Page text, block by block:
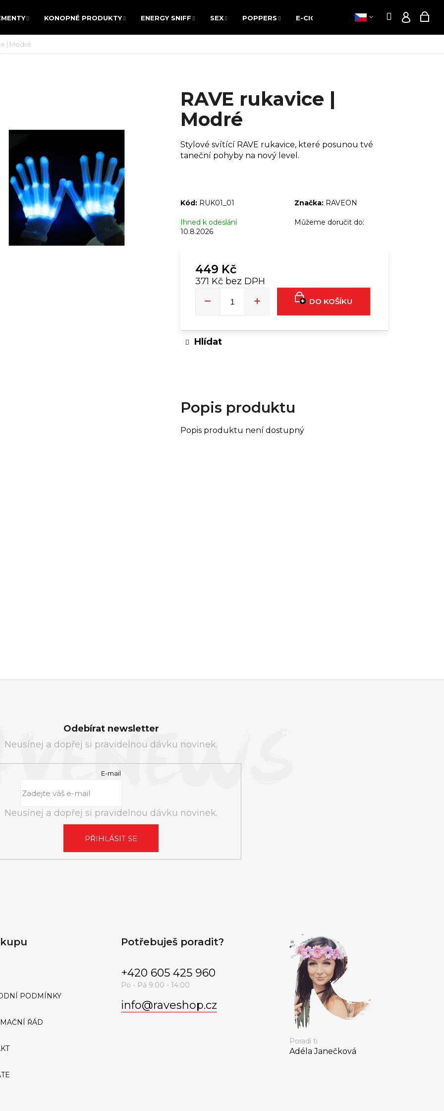
KONOPNÉ PRODUKTY ENERGY SNIFF SEX POPPERS E-CIGARETY VOUCHERY Hledat
KONOPNÉ PRODUKTY VOUCHERY Hledat
| Modré
RAVE rukavice |
Modré
Stylové svítící RAVE rukavice, které posunou tvé
taneční pohyby na nový level.
Kód: RUK01_01 Značka: RAVEON
Ihned k odeslání
Můžeme doručit do:
10.8.2026
449 Kč
371 Kč bez DPH
DO KOŠÍKU
Hlídat
Popis produktu
Popis produktu není dostupný
NAJÍT?
Doporučujeme
Následující
RUSH ULTRA STRONG | 10ML
Odebírat newsletter
Neusínej a dopřej si pravidelnou dávku novinek.
E-mail
Neusínej a dopřej si pravidelnou dávku novinek.
PŘIHLÁSIT SE
PODMÍNKY
ŘÁD
Potřebuješ poradit?
info@raveshop.cz
+420 605 425 960
Poradí ti
Adéla Janečková